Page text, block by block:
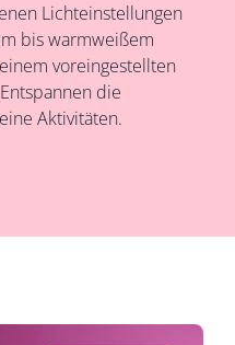
Lichteinstellungen
bis warmweißem
voreingestellten
die
Aktivitäten.